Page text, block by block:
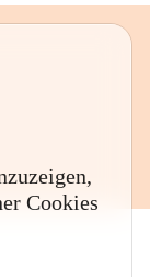
Cookies